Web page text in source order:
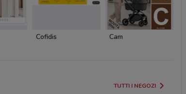
Cofidis Cam
TUTTI I NEGOZI